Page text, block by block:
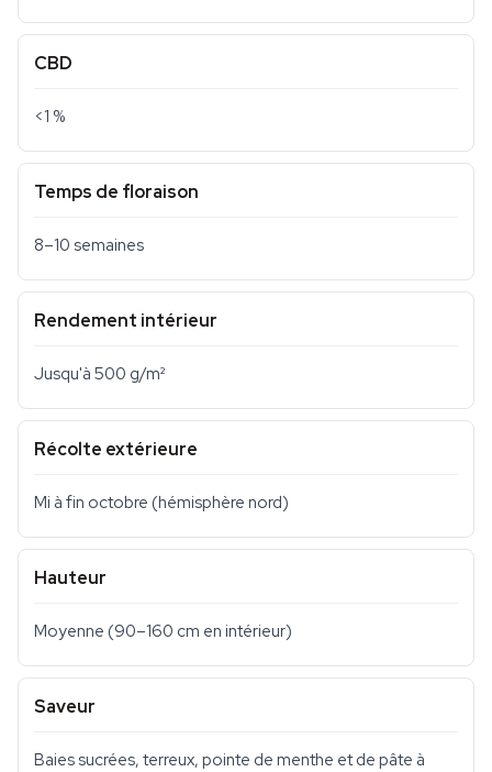
CBD
<1 %
Temps de floraison
8–10 semaines
Rendement intérieur
Jusqu'à 500 g/m²
Récolte extérieure
Mi à fin octobre (hémisphère nord)
Hauteur
Moyenne (90–160 cm en intérieur)
Saveur
Baies sucrées, terreux, pointe de menthe et de pâte à